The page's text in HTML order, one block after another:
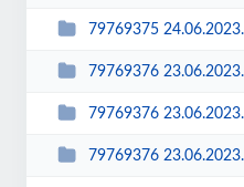
79769375 24.06.2023. De la 22:02 la 23:19, concert
79769376 23.06.2023. La 20:19, finalul procesiunii
79769376 23.06.2023. La Ziua a doua a Municipiului
79769376 23.06.2023. Parintelui nostru Mitropolit